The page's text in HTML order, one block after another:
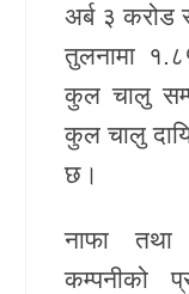
अर्ब ३ करोड
तुलनामा
कुल चालु
कुल चालु
छ।
नाफा तथा
कम्पनीको